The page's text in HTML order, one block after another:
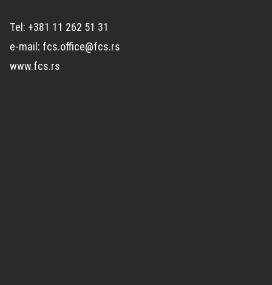
Tel: +381 11 262 51 31
e-mail: fcs.office@fcs.rs
www.fcs.rs